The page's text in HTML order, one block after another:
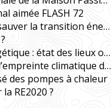
aimée FLASH 72
L’hydrogène devrait pouvoir sauver la transition énergétique allemande - (Flash °66)
Le BIM et la conception énergétique : état des lieux ou le BIM : des espoirs et des obstacles : mieux savoir pour mieux maîtriser
Perspectives de réduction de l’empreinte climatique des bâtiments avec la RE2020 - 12/05/2021
des pompes à chaleur
RE2020 ?